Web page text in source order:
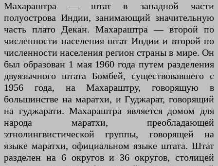
Махараштра — штат в западной части
полуострова Индии, занимающий значительную
часть плато Декан. Махараштра — второй по
численности населения штат Индии и второй по
численности населения регион страны в мире. Он
был образован 1 мая 1960 года путем разделения
двуязычного штата Бомбей, существовавшего с
1956 года, на Махараштру, говорящую в
большинстве на маратхи, и Гуджарат, говорящий
на гуджарати. Махараштра является домом для
народа маратхи, преобладающей
этнолингвистической группы, говорящей на
языке маратхи, официальном языке штата. Штат
разделен на 6 округов и 36 округов, столицей